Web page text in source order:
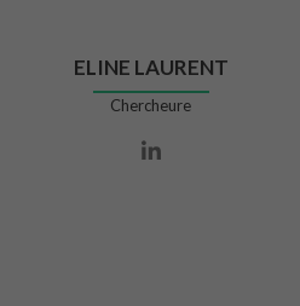
ELINE LAURENT
Chercheure
Lien Linkedin